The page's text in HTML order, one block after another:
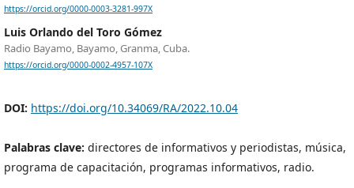
https://orcid.org/0000-0003-3281-997X
Luis Orlando del Toro Gómez
Radio Bayamo, Bayamo, Granma, Cuba.
https://orcid.org/0000-0002-4957-107X
DOI: https://doi.org/10.34069/RA/2022.10.04
Palabras clave: directores de informativos y periodistas, música,
programa de capacitación, programas informativos, radio.